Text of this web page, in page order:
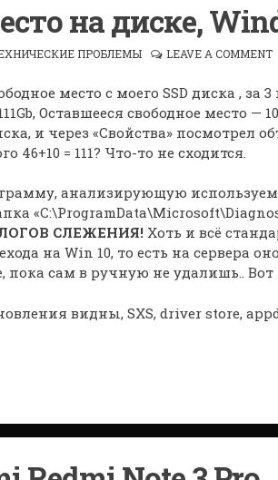
на диске,
ПРОБЛЕМЫ LEAVE A COMMENT
место с моего SSD диска , за 3
Оставшееся свободное место —
и через «Свойства» посмотрел
46+10 = 111? Что-то не сходится.
анализирующую
ЛОГОВ СЛЕЖЕНИЯ!Хоть и всё
на Win 10, то есть на сервера
пока сам в ручную не удалишь.. Вот
видны, SXS, driver store,